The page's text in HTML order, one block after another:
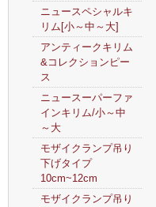
ニュースペシャルキ
リム[小～中～大]
アンティークキリム
&コレクションピー
ス
ニュースーパーファ
インキリム/小～中
～大
モザイクランプ吊り
下げタイプ
10cm~12cm
モザイクランプ吊り